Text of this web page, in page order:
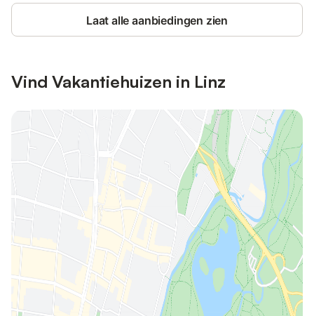
Laat alle aanbiedingen zien
Vind Vakantiehuizen in Linz